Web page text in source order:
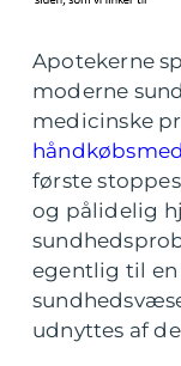
Apotekerne
moderne
medicinske
første
og pålidelig
egentlig til
udnyttes af